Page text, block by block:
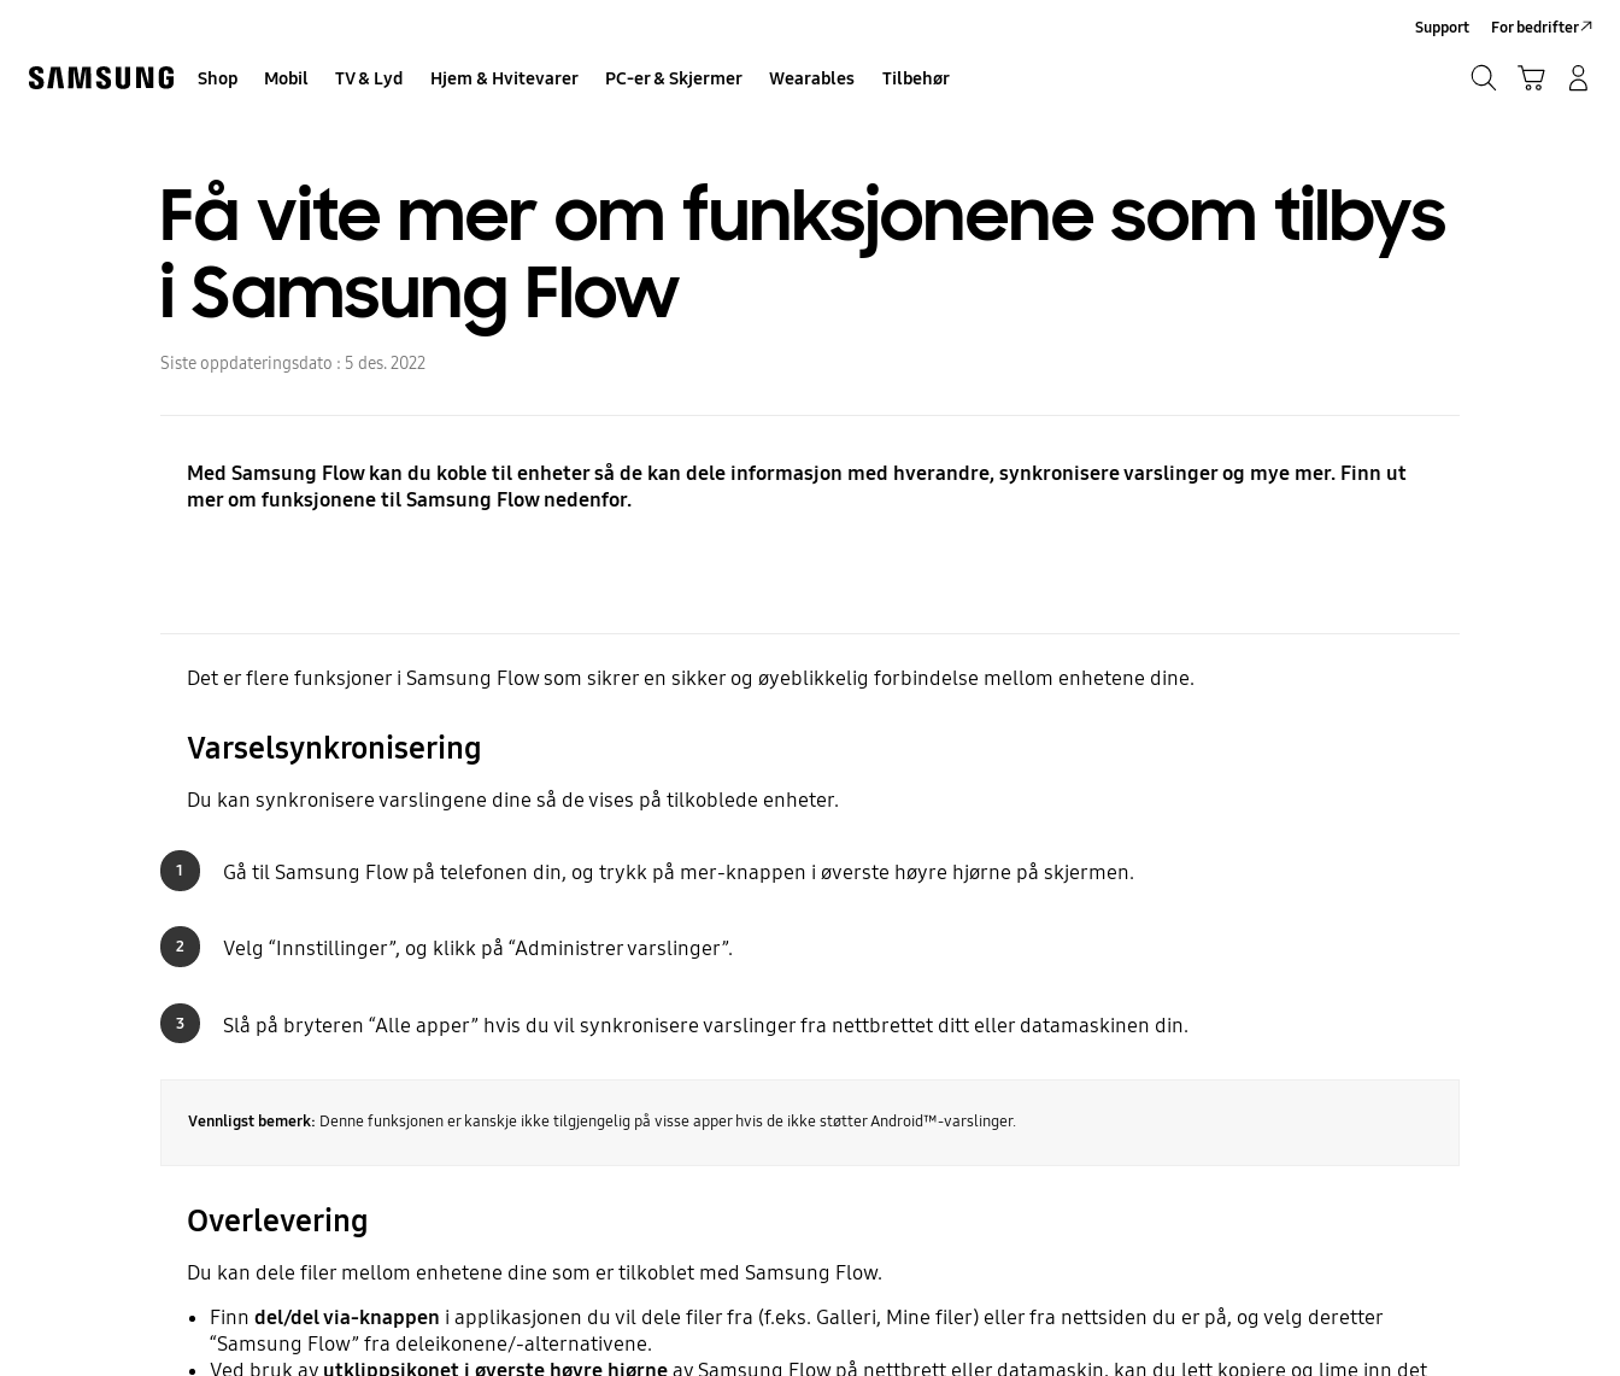
Shop Mobil TV & Lyd Hjem & Hvitevarer PC-er & Skjermer Wearables Tilbehør
Support For bedrifter
Få vite mer om funksjonene som tilbys
i Samsung Flow
Siste oppdateringsdato : 5 des. 2022
Med Samsung Flow kan du koble til enheter så de kan dele informasjon med hverandre, synkronisere varslinger og mye mer. Finn ut
mer om funksjonene til Samsung Flow nedenfor.
Det er flere funksjoner i Samsung Flow som sikrer en sikker og øyeblikkelig forbindelse mellom enhetene dine.
Varselsynkronisering
Du kan synkronisere varslingene dine så de vises på tilkoblede enheter.
1 Gå til Samsung Flow på telefonen din, og trykk på mer-knappen i øverste høyre hjørne på skjermen.
2 Velg “Innstillinger”, og klikk på “Administrer varslinger”.
3 Slå på bryteren “Alle apper” hvis du vil synkronisere varslinger fra nettbrettet ditt eller datamaskinen din.
Vennligst bemerk: Denne funksjonen er kanskje ikke tilgjengelig på visse apper hvis de ikke støtter Android™-varslinger.
Overlevering
Du kan dele filer mellom enhetene dine som er tilkoblet med Samsung Flow.
Finn del/del via-knappen i applikasjonen du vil dele filer fra (f.eks. Galleri, Mine filer) eller fra nettsiden du er på, og velg deretter
“Samsung Flow” fra deleikonene/-alternativene.
Ved bruk av utklippsikonet i øverste høyre hjørneav Samsung Flow på nettbrett eller datamaskin, kan du lett kopiere og lime inn det